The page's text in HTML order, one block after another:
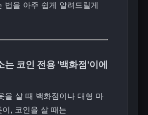
법을 아주 쉽게 알려드릴게
는 코인 전용 '백화점'이에
을 살 때 백화점이나 대형 마
이, 코인을 살 때는